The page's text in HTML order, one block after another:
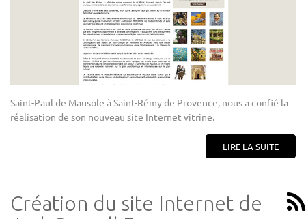
Saint-Paul de Mausole à Saint-Rémy de Provence, nous a confié la
réalisation de son nouveau site Internet vitrine.
LIRE LA SUITE
Création du site Internet de